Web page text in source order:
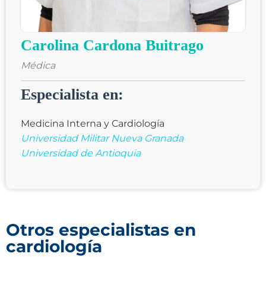
Carolina Cardona Buitrago
Médica
Especialista en:
Medicina Interna y Cardiología
Universidad Militar Nueva Granada
Universidad de Antioquia
Otros especialistas en
cardiología